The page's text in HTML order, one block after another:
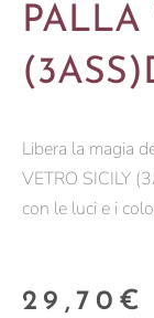
PALLA
Libera la magia
VETRO SICILY
con le luci e i
29,70 €